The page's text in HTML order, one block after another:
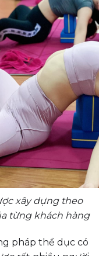
xây dựng theo
từng khách hàng
pháp thể dục có